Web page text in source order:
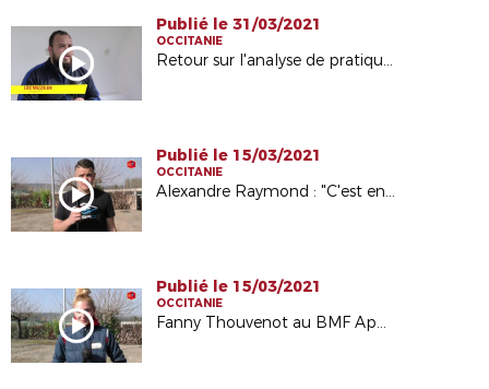
Publié le 31/03/2021
OCCITANIE
Retour sur l'analyse de pratique avec Loïc Mazzoleni
Publié le 15/03/2021
OCCITANIE
Alexandre Raymond : "C'est enrichissant et intéressant"
Publié le 15/03/2021
OCCITANIE
Fanny Thouvenot au BMF Apprentissage